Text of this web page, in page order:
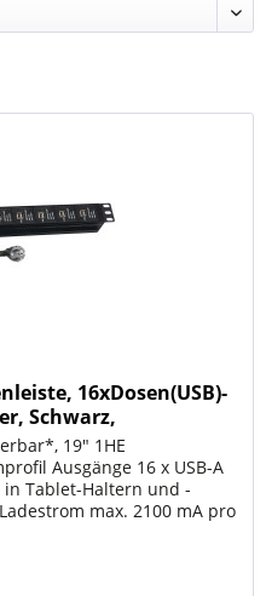
16xDosen(USB)-
Schwarz,
19" 1HE
Ausgänge 16 x USB-A
in Tablet-Haltern und -
max. 2100 mA pro